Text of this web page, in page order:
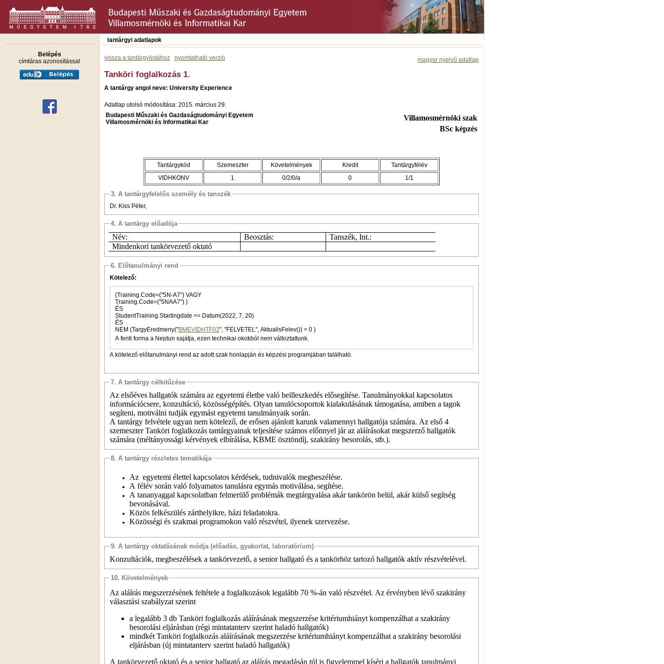
Belépés
címtáras azonosítással
tantárgyi adatlapok
magyar nyelvű adatlap
vissza a tantárgylistához nyomtatható verzió
Tanköri foglalkozás 1.
A tantárgy angol neve: University Experience
Adatlap utolsó módosítása: 2015. március 29.
Budapesti Műszaki és Gazdaságtudományi Egyetem
Villamosmérnöki és Informatikai Kar
Villamosmérnöki szak
BSc képzés
Tantárgykód Szemeszter Követelmények Kredit
Tantárgyfélév
VIDHKONV
1 0/2/0/a 0 1/1
3. A tantárgyfelelős személy és tanszék
Dr. Kiss Péter,
4. A tantárgy előadója
Név: Beosztás:
Tanszék, Int.:
Mindenkori tankörvezető oktató
6. Előtanulmányi rend
Kötelező:
(Training.Code=("5N-A7") VAGY
Training.Code=("5NAA7") )
ÉS
StudentTraining.Startingdate >= Datum(2022, 7, 20)
ÉS
NEM (TargyEredmeny("BMEVIDHTF03", "FELVETEL", AktualisFelev()) > 0 )
A fenti forma a Neptun sajátja, ezen technikai okokból nem változtattunk.
A kötelező előtanulmányi rend az adott szak honlapján és képzési programjában található.
7. A tantárgy célkitűzése
Az elsőéves hallgatók számára az egyetemi életbe való beilleszkedés elősegítése. Tanulmányokkal kapcsolatos
információcsere, konzultáció, közösségépítés. Olyan tanulócsoportok kialakulásának támogatása, amiben a tagok
segíteni, motiválni tudják egymást egyetemi tanulmányaik során.
A tantárgy felvétele ugyan nem kötelező, de erősen ajánlott karunk valamennyi hallgatója számára. Az első 4
szemeszter Tanköri foglalkozás tantárgyainak teljesítése számos előnnyel jár az aláírásokat megszerző hallgatók
számára (méltányossági kérvények elbírálása, KBME ösztöndíj, szakirány besorolás, stb.).
8. A tantárgy részletes tematikája
Az egyetemi élettel kapcsolatos kérdések, tudnivalók megbeszélése.
A félév során való folyamatos tanulásra egymás motiválása, segítése.
A tananyaggal kapcsolatban felmerülő problémák megtárgyalása akár tankörön belül, akár külső segítség
bevonásával.
Közös felkészülés zárthelyikre, házi feladatokra.
Közösségi és szakmai programokon való részvétel, ilyenek szervezése.
9. A tantárgy oktatásának módja (előadás, gyakorlat, laboratórium)
Konzultációk, megbeszélések a tankörvezető, a senior hallgató és a tankörhöz tartozó hallgatók aktív részvételével.
10. Követelmények
Az aláírás megszerzésének feltétele a foglalkozások legalább 70 %-án való részvétel. Az érvényben lévő szakirány
választási szabályzat szerint
a legalább 3 db Tanköri foglalkozás aláírásának megszerzése kritériumhiányt kompenzálhat a szakirány
besorolási eljárásban (régi mintatanterv szerint haladó hallgatók)
mindkét Tanköri foglalkozás aláírásának megszerzése kritériumhiányt kompenzálhat a szakirány besorolási
eljárásban (új mintatanterv szerint haladó hallgatók)
A tankörvezető oktató és a senior hallgató az aláírás megadásán túl is figyelemmel kíséri a hallgatók tanulmányi